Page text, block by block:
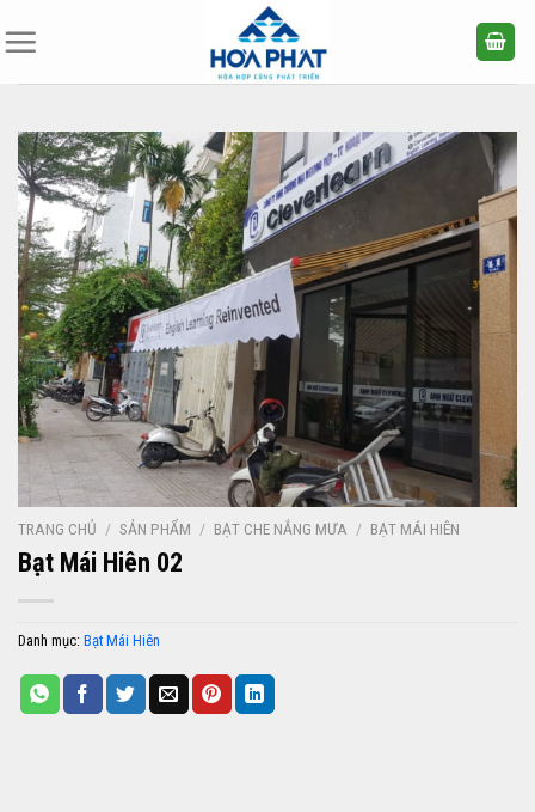
qua
TRANG CHỦ / SẢN PHẨM / BẠT CHE NẮNG MƯA / BẠT MÁI HIÊN
Bạt Mái Hiên 02
Danh mục: Bạt Mái Hiên